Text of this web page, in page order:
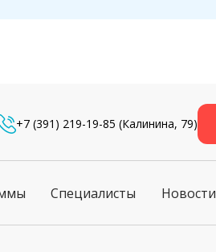
+7 (391) 219-19-85 (Калинина, 79)
Специалисты Новости